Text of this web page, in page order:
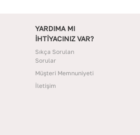
YARDIMA MI
İHTİYACINIZ VAR?
Sıkça Sorulan
Sorular
Müşteri Memnuniyeti
İletişim